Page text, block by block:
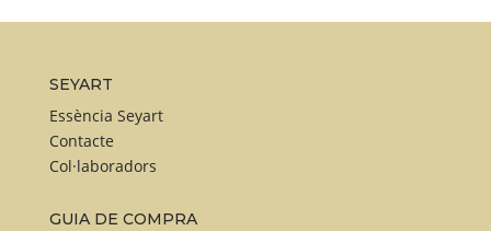
70,00 €
SEYART
Essència Seyart
Contacte
Col·laboradors
GUIA DE COMPRA